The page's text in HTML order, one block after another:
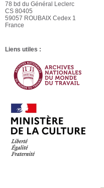
78 bd du Général Leclerc
CS 80405
59057 ROUBAIX Cedex 1
France
Liens utiles :